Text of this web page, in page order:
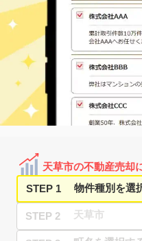
天草市の不動産売却
STEP 1
STEP 2